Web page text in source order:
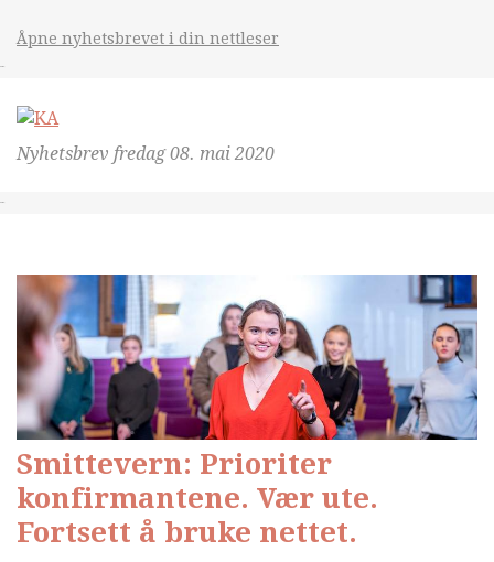
Åpne nyhetsbrevet i din nettleser
Nyhetsbrev fredag 08. mai 2020
Smittevern: Prioriter
konfirmantene. Vær ute.
Fortsett å bruke nettet.